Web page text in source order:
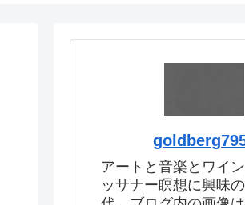
アートと音楽とワイ
ッサナー瞑想に興味